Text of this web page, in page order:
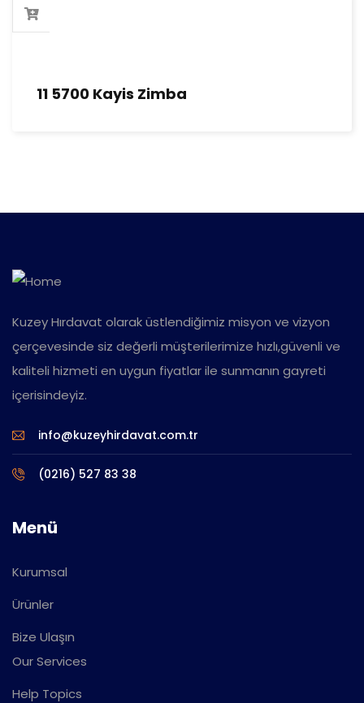
11 5700 Kayis Zimba
Kuzey Hırdavat olarak üstlendiğimiz misyon ve vizyon
çerçevesinde siz değerli müşterilerimize hızlı,güvenli ve
kaliteli hizmeti en uygun fiyatlar ile sunmanın gayreti
içerisindeyiz.
info@kuzeyhirdavat.com.tr
(0216) 527 83 38
Menü
Kurumsal
Ürünler
Bize Ulaşın
Our Services
Help Topics